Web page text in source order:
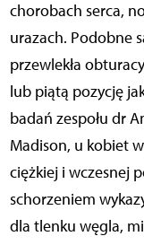
chorobach serca,
urazach. Podobne
przewlekła
lub piątą pozycję
badań zespołu dr
Madison, u kobiet
ciężkiej i wczesnej
schorzeniem
dla tlenku węgla,